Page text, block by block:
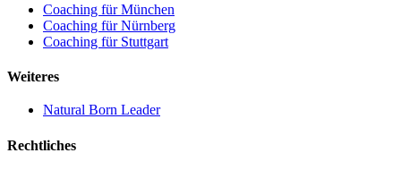
Coaching für München
Coaching für Nürnberg
Coaching für Stuttgart
Weiteres
Natural Born Leader
Rechtliches